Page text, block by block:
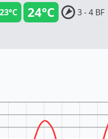
24°C
23°C 3 - 4 BF